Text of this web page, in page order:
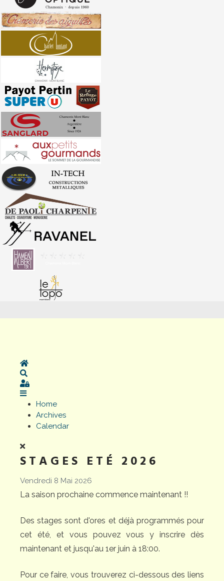
Home
Sign In
Home
Archives
Calendar
STAGES ETÉ 2026
Vendredi 8 Mai 2026
La saison prochaine commence maintenant !!
Des stages sont d'ores et déjà programmés pour
cet été, et vous pouvez vous y inscrire dès
maintenant et jusqu'au 1er juin à 18:00.
Pour ce faire, vous trouverez ci-dessous des liens